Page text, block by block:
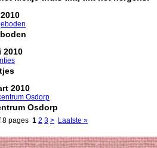
2010
2010
Osdorp
8 pages 1 2 3 > Laatste »